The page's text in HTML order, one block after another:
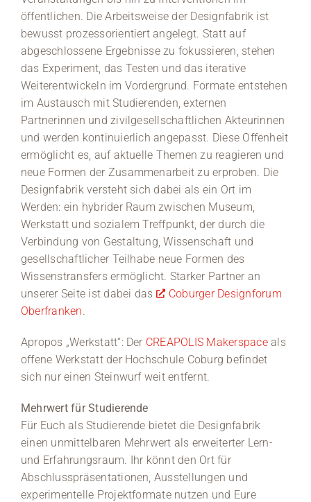
öffentlichen. Die Arbeitsweise der Designfabrik ist
bewusst prozessorientiert angelegt. Statt auf
abgeschlossene Ergebnisse zu fokussieren, stehen
das Experiment, das Testen und das iterative
Weiterentwickeln im Vordergrund. Formate entstehen
im Austausch mit Studierenden, externen
Partnerinnen und zivilgesellschaftlichen Akteurinnen
und werden kontinuierlich angepasst. Diese Offenheit
ermöglicht es, auf aktuelle Themen zu reagieren und
neue Formen der Zusammenarbeit zu erproben. Die
Designfabrik versteht sich dabei als ein Ort im
Werden: ein hybrider Raum zwischen Museum,
Werkstatt und sozialem Treffpunkt, der durch die
Verbindung von Gestaltung, Wissenschaft und
gesellschaftlicher Teilhabe neue Formen des
Wissenstransfers ermöglicht. Starker Partner an
unserer Seite ist dabei das
Coburger Designforum
Oberfranken.
Apropos „Werkstatt“: Der CREAPOLIS Makerspaceals
offene Werkstatt der Hochschule Coburg befindet
sich nur einen Steinwurf weit entfernt.
Mehrwert für Studierende
Für Euch als Studierende bietet die Designfabrik
einen unmittelbaren Mehrwert als erweiterter Lern-
und Erfahrungsraum. Ihr könnt den Ort für
Abschlusspräsentationen, Ausstellungen und
experimentelle Projektformate nutzen und Eure